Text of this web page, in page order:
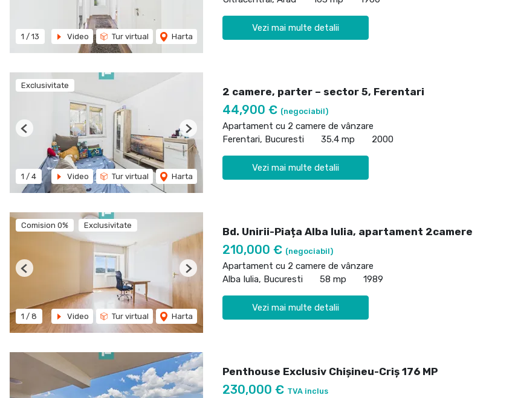
1 / 13 Video Tur virtual Harta
Vezi mai multe detalii
Exclusivitate
1 / 4 Video Tur virtual Harta
Previous Next
2 camere, parter – sector 5, Ferentari
44,900 € (negociabil)
Apartament cu 2 camere de vânzare
Ferentari, Bucuresti
35.4 mp 2000
Vezi mai multe detalii
Comision 0% Exclusivitate
1 / 8 Video Tur virtual Harta
Previous Next
Bd. Unirii-Piața Alba Iulia, apartament 2camere
210,000 € (negociabil)
Apartament cu 2 camere de vânzare
Alba Iulia, Bucuresti
58 mp 1989
Vezi mai multe detalii
Penthouse Exclusiv Chișineu-Criș 176 MP
230,000 € TVA inclus